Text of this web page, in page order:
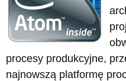
procesy produkcyjne,
najnowszą platformę